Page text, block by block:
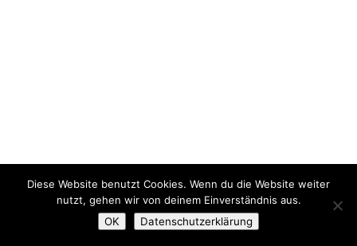
Diese Website benutzt Cookies. Wenn du die Website weiter
nutzt, gehen wir von deinem Einverständnis aus.
OK
Datenschutzerklärung